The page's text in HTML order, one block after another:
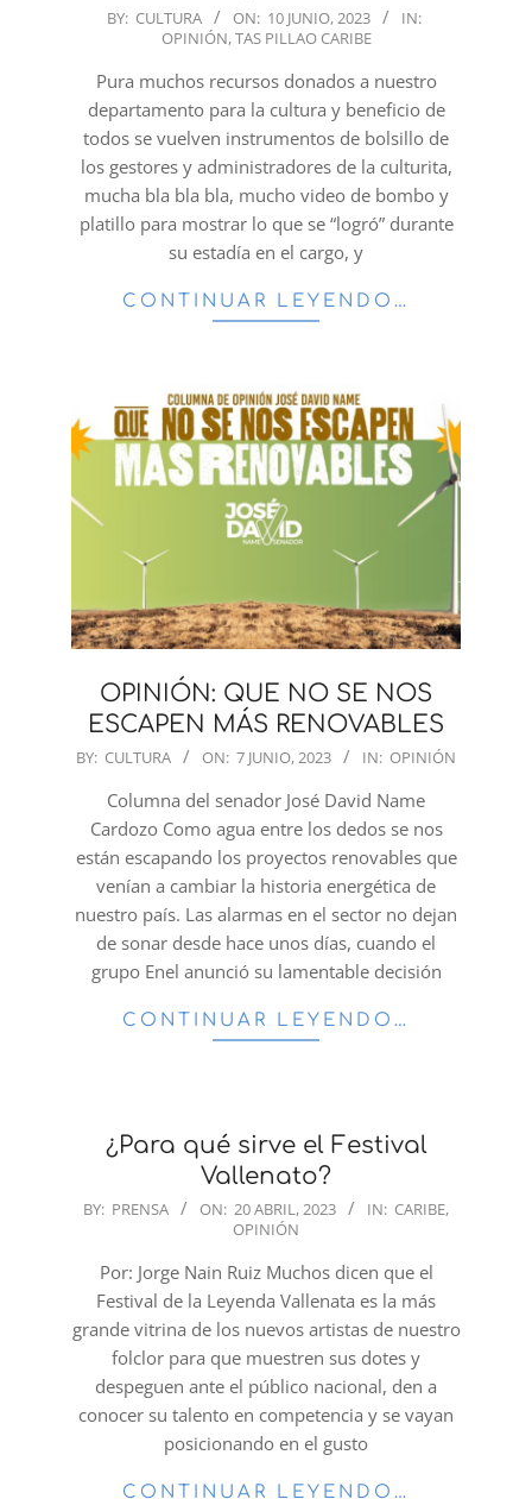
2023-BY: CULTURA ON: 10 JUNIO, 2023
IN:
OPINIÓN,TAS PILLAO CARIBE
Pura muchos recursos donados a nuestro
departamento para la cultura y beneficio de
todos se vuelven instrumentos de bolsillo de
los gestores y administradores de la culturita,
mucha bla bla bla, mucho video de bombo y
platillo para mostrar lo que se “logró” durante
su estadía en el cargo, y
CONTINUAR LEYENDO…
OPINIÓN: QUE NO SE NOS
ESCAPEN MÁS RENOVABLES
2023-
BY: CULTURA ON: 7 JUNIO, 2023 IN: OPINIÓN
Columna del senador José David Name
Cardozo Como agua entre los dedos se nos
están escapando los proyectos renovables que
venían a cambiar la historia energética de
nuestro país. Las alarmas en el sector no dejan
de sonar desde hace unos días, cuando el
grupo Enel anunció su lamentable decisión
CONTINUAR LEYENDO…
¿Para qué sirve el Festival
Vallenato?
2023-
BY: PRENSA ON: 20 ABRIL, 2023 IN: CARIBE,
OPINIÓN
Por: Jorge Nain Ruiz Muchos dicen que el
Festival de la Leyenda Vallenata es la más
grande vitrina de los nuevos artistas de nuestro
folclor para que muestren sus dotes y
despeguen ante el público nacional, den a
conocer su talento en competencia y se vayan
posicionando en el gusto
CONTINUAR LEYENDO…